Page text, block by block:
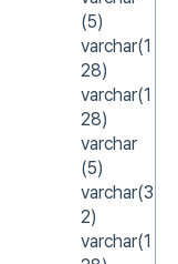
(5)
varchar(1
28)
varchar(1
28)
varchar
(5)
varchar(3
2)
varchar(1